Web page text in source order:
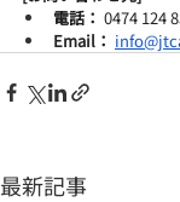
電話： 0474 124
Email：
最新記事